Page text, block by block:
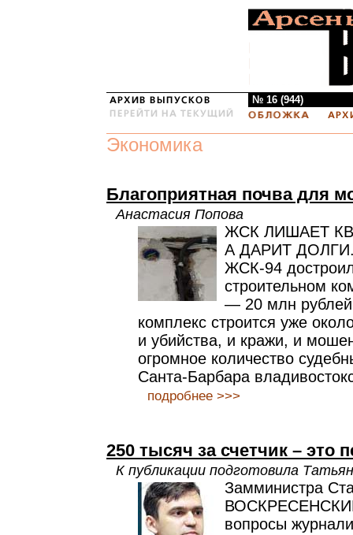
№ 16 (944)
Экономика
Благоприятная почва для
Анастасия Попова
ЖСК ЛИШАЕТ
А ДАРИТ
ЖСК-94
строительном
— 20 млн
комплекс строится уже
и убийства, и кражи, и
огромное количество
Санта-Барбара
подробнее >>>
250 тысяч за счетчик – это
К публикации подготовила
Замминистра
вопросы